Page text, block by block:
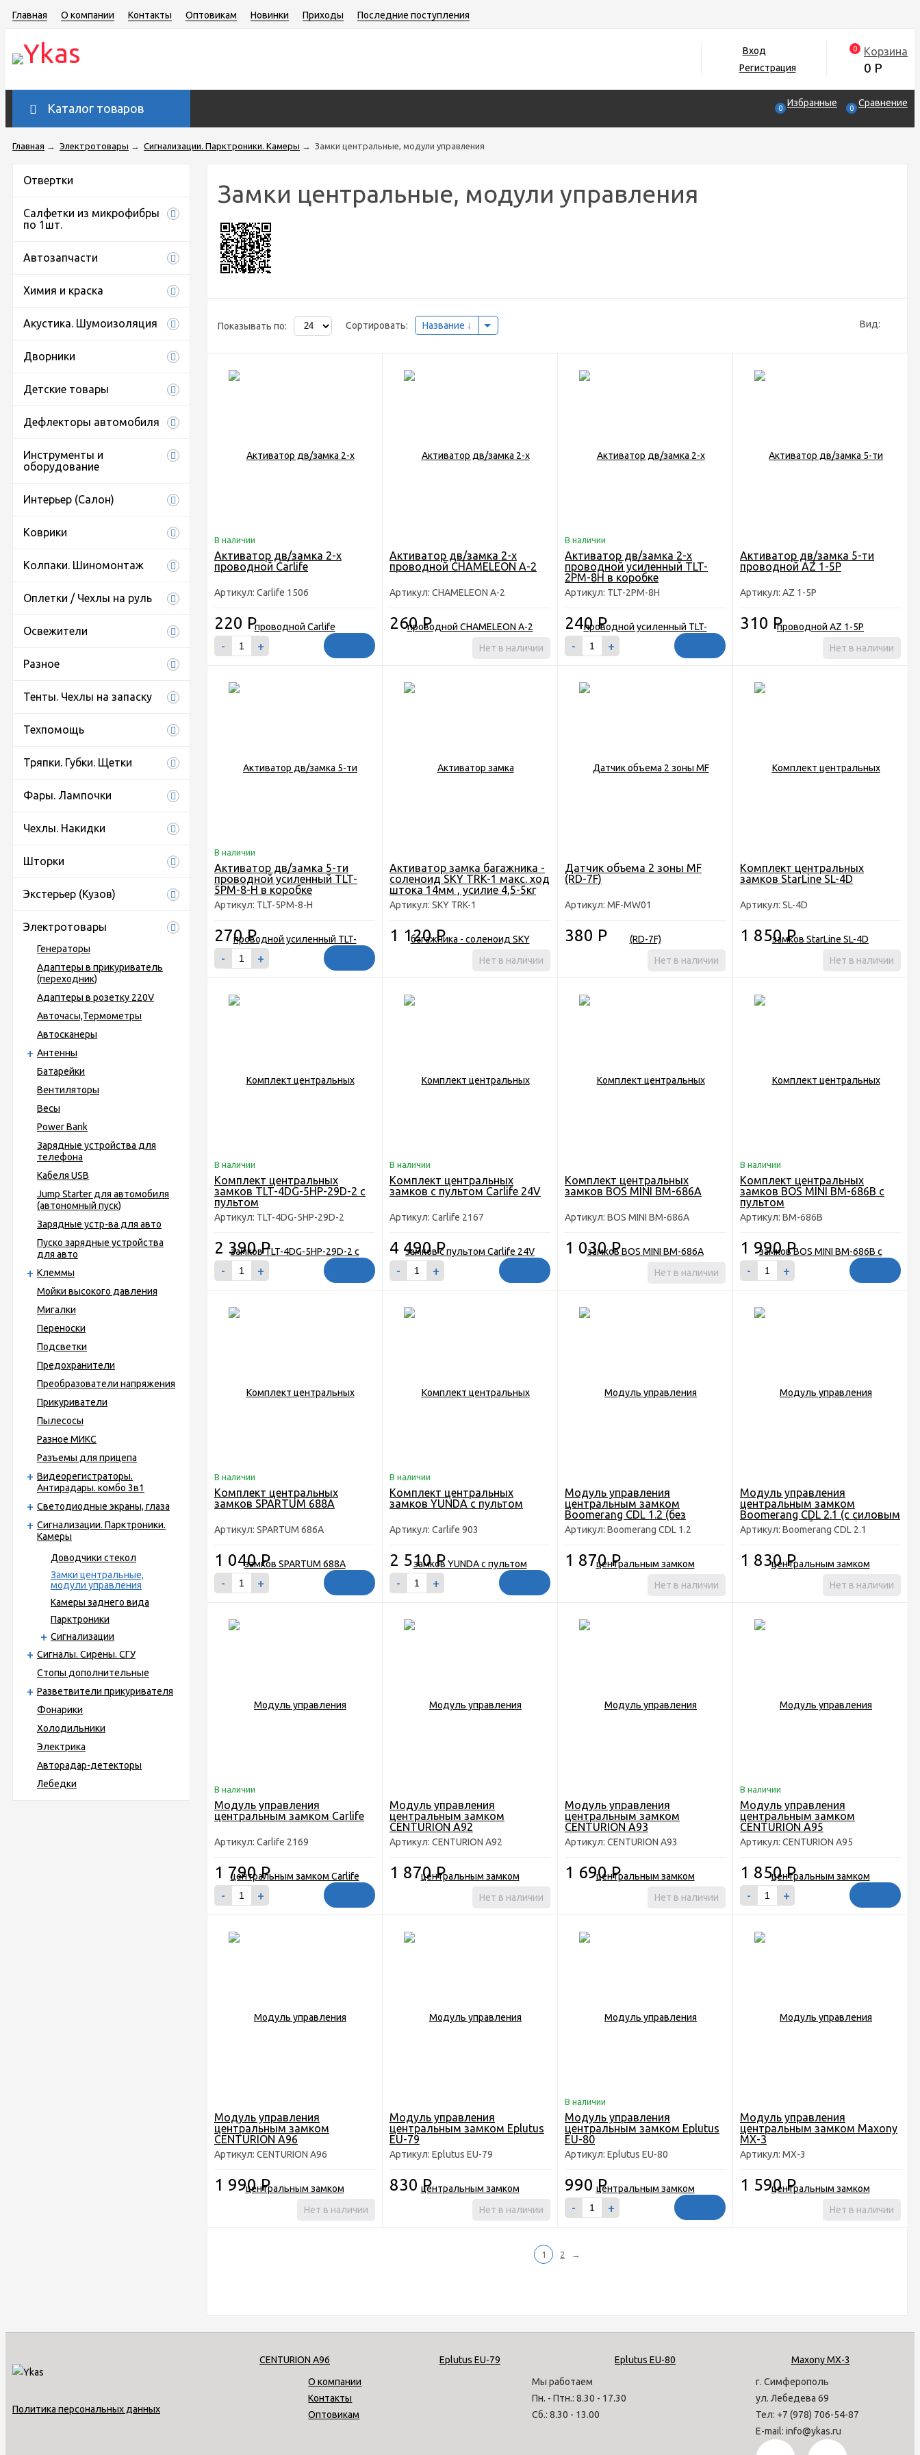
Главная О компании Контакты Оптовикам Новинки Приходы Последние поступления
Вход
Регистрация
0 Корзина
0 Р
Каталог товаров 0 Избранные 0 Сравнение
Главная → Электротовары → Сигнализации. Парктроники. Камеры → Замки центральные, модули управления
Отвертки
Салфетки из микрофибры
по 1шт.
Автозапчасти
Химия и краска
Акустика. Шумоизоляция
Дворники
Детские товары
Дефлекторы автомобиля
Инструменты и
оборудование
Интерьер (Салон)
Коврики
Колпаки. Шиномонтаж
Оплетки / Чехлы на руль
Освежители
Разное
Тенты. Чехлы на запаску
Техпомощь
Тряпки. Губки. Щетки
Фары. Лампочки
Чехлы. Накидки
Шторки
Экстерьер (Кузов)
Электротовары
Генераторы
Адаптеры в прикуриватель
(переходник)
Адаптеры в розетку 220V
Авточасы,Термометры
Автосканеры
Антенны
Батарейки
Вентиляторы
Весы
Power Bank
Зарядные устройства для
телефона
Кабеля USB
Jump Starter для автомобиля
(автономный пуск)
Зарядные устр-ва для авто
Пуско зарядные устройства
для авто
Клеммы
Мойки высокого давления
Мигалки
Переноски
Подсветки
Предохранители
Преобразователи напряжения
Прикуриватели
Пылесосы
Разное МИКС
Разъемы для прицепа
Видеорегистраторы.
Антирадары. комбо 3в1
Светодиодные экраны, глаза
Сигнализации. Парктроники.
Камеры
Доводчики стекол
Замки центральные,
модули управления
Камеры заднего вида
Парктроники
Сигнализации
Сигналы. Сирены. СГУ
Стопы дополнительные
Разветвители прикуривателя
Фонарики
Холодильники
Электрика
Авторадар-детекторы
Лебедки
Замки центральные, модули управления
Показывать по: Сортировать: Название Вид:
В наличии
Активатор дв/замка 2-х
проводной Carlife
Артикул: Carlife 1506
220 Р
- +
Активатор дв/замка 2-х
проводной CHAMELEON A-2
Артикул: CHAMELEON A-2
260Р
Нет в наличии
В наличии
Активатор дв/замка 2-х
проводной усиленный TLT-
2PM-8H в коробке
Артикул: TLT-2PM-8H
240Р
- +
Активатор дв/замка 5-ти
проводной AZ 1-5P
Артикул: AZ 1-5P
310 Р
Нет в наличии
В наличии
Активатор дв/замка 5-ти
проводной усиленный TLT-
5PM-8-H в коробке
Артикул: TLT-5PM-8-H
270Р
- +
Активатор замка багажника -
cоленоид SKY TRK-1 макс. ход
штока 14мм , усилие 4,5-5кг
Артикул: SKY TRK-1
1 120Р
Нет в наличии
Датчик объема 2 зоны MF
(RD-7F)
Артикул: MF-MW01
380 Р
Нет в наличии
Комплект центральных
замков StarLine SL-4D
Артикул: SL-4D
1 850Р
Нет в наличии
В наличии
Комплект центральных
замков TLT-4DG-5HP-29D-2 с
пультом
Артикул: TLT-4DG-5HP-29D-2
2 390Р
- +
В наличии
Комплект центральных
замков с пультом Carlife 24V
Артикул: Carlife 2167
4 490Р
- +
Комплект центральных
замков BOS MINI BM-686A
Артикул: BOS MINI BM-686A
1 030Р
Нет в наличии
В наличии
Комплект центральных
замков BOS MINI BM-686B с
пультом
Артикул: BM-686B
1 990Р
- +
В наличии
Комплект центральных
замков SPARTUM 688A
Артикул: SPARTUM 686A
1 040Р
- +
В наличии
Комплект центральных
замков YUNDA с пультом
Артикул: Carlife 903
2 510Р
- +
Модуль управления
центральным замком
Boomerang CDL 1.2 (без
силового выхода на
багажник)
Артикул: Boomerang CDL 1.2
1 870Р
Нет в наличии
Модуль управления
центральным замком
Boomerang CDL 2.1 (с силовым
выходом на багажник)
Артикул: Boomerang CDL 2.1
1 830Р
Нет в наличии
В наличии
Модуль управления
центральным замком Carlife
Артикул: Carlife 2169
1 790Р
- +
Модуль управления
центральным замком
CENTURION A92
Артикул: CENTURION А92
1 870Р
Нет в наличии
Модуль управления
центральным замком
CENTURION A93
Артикул: CENTURION A93
1 690Р
Нет в наличии
В наличии
Модуль управления
центральным замком
CENTURION A95
Артикул: CENTURION A95
1 850Р
- +
Модуль управления
центральным замком
CENTURION A96
Артикул: CENTURION A96
1 990Р
Нет в наличии
Модуль управления
центральным замком Eplutus
EU-79
Артикул: Eplutus EU-79
830Р
Нет в наличии
В наличии
Модуль управления
центральным замком Eplutus
EU-80
Артикул: Eplutus EU-80
990Р
- +
Модуль управления
центральным замком Maxony
MX-3
Артикул: MX-3
1 590Р
Нет в наличии
1 2 →
Политика персональных данных
О компании
Контакты
Оптовикам
Мы работаем
Пн. - Птн.: 8.30 - 17.30
Сб.: 8.30 - 13.00
г. Симферополь
ул. Лебедева 69
Тел: +7 (978) 706-54-87
E-mail: info@ykas.ru